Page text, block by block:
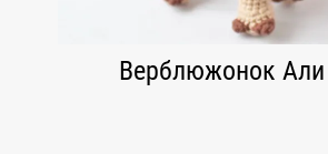
Верблюжонок Али